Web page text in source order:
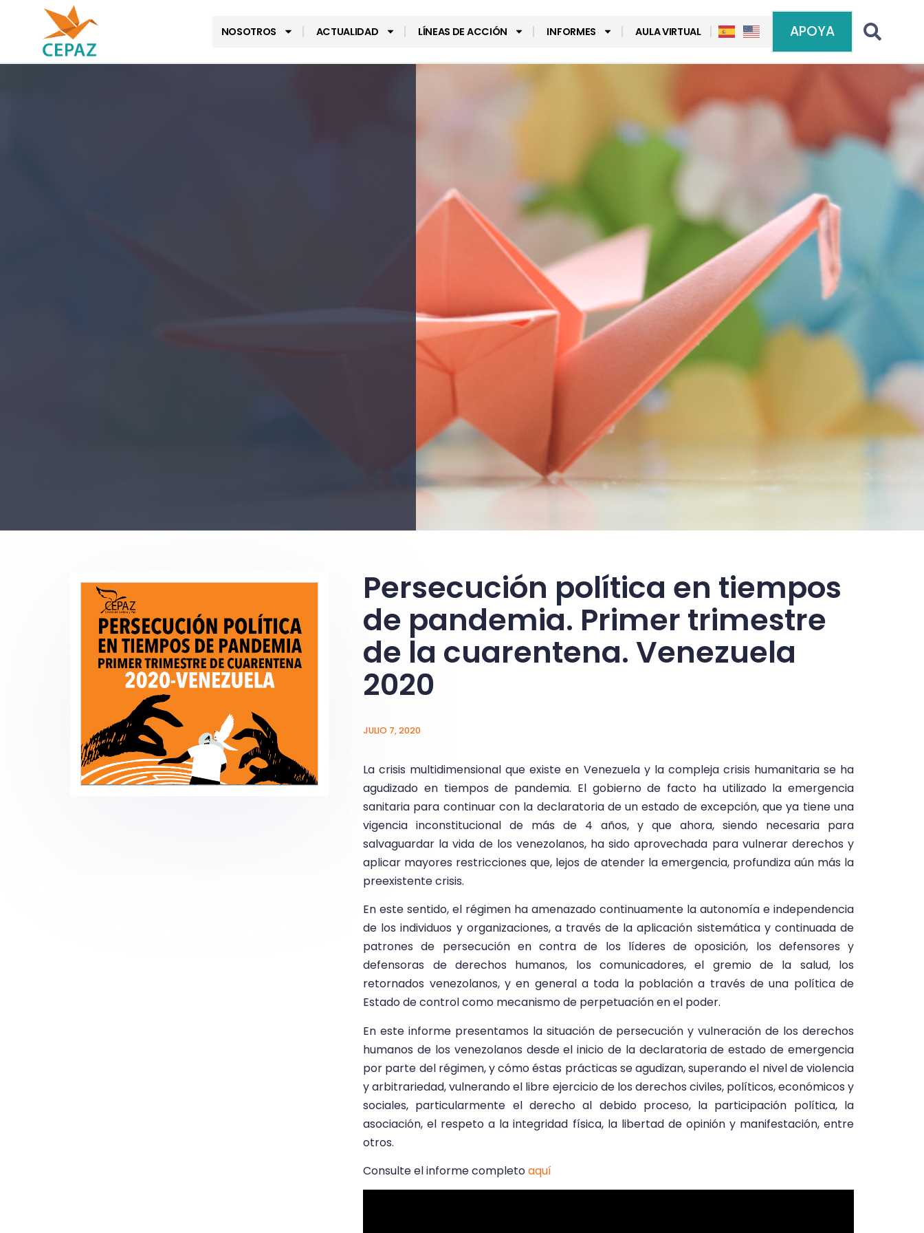
NOSOTROS ACTUALIDAD LÍNEAS DE ACCIÓN INFORMES AULA VIRTUAL APOYA
Persecución política en tiempos
de pandemia. Primer trimestre
de la cuarentena. Venezuela
2020
JULIO 7, 2020
La crisis multidimensional que existe en Venezuela y la compleja crisis humanitaria se ha
agudizado en tiempos de pandemia. El gobierno de facto ha utilizado la emergencia
sanitaria para continuar con la declaratoria de un estado de excepción, que ya tiene una
vigencia inconstitucional de más de 4 años, y que ahora, siendo necesaria para
salvaguardar la vida de los venezolanos, ha sido aprovechada para vulnerar derechos y
aplicar mayores restricciones que, lejos de atender la emergencia, profundiza aún más la
preexistente crisis.
En este sentido, el régimen ha amenazado continuamente la autonomía e independencia
de los individuos y organizaciones, a través de la aplicación sistemática y continuada de
patrones de persecución en contra de los líderes de oposición, los defensores y
defensoras de derechos humanos, los comunicadores, el gremio de la salud, los
retornados venezolanos, y en general a toda la población a través de una política de
Estado de control como mecanismo de perpetuación en el poder.
En este informe presentamos la situación de persecución y vulneración de los derechos
humanos de los venezolanos desde el inicio de la declaratoria de estado de emergencia
por parte del régimen, y cómo éstas prácticas se agudizan, superando el nivel de violencia
y arbitrariedad, vulnerando el libre ejercicio de los derechos civiles, políticos, económicos y
sociales, particularmente el derecho al debido proceso, la participación política, la
asociación, el respeto a la integridad física, la libertad de opinión y manifestación, entre
otros.
Consulte el informe completoaquí